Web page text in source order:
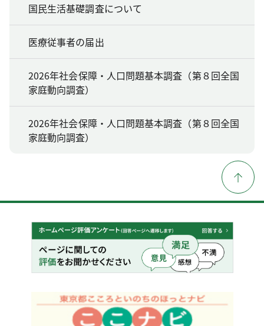
国民生活基礎調査について
医療従事者の届出
2026年社会保障・人口問題基本調査（第８回全国
家庭動向調査）
2026年社会保障・人口問題基本調査（第８回全国
家庭動向調査）